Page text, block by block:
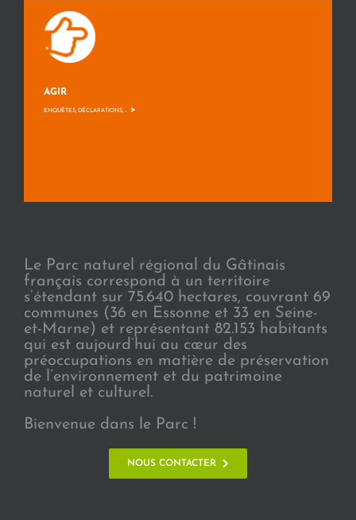
AGIR
ENQUÊTES, DÉCLARATIONS, ... >
Le Parc naturel régional du Gâtinais
français correspond à un territoire
s’étendant sur 75.640 hectares, couvrant 69
communes (36 en Essonne et 33 en Seine-
et-Marne) et représentant 82.153 habitants
qui est aujourd’hui au cœur des
préoccupations en matière de préservation
de l’environnement et du patrimoine
naturel et culturel.
Bienvenue dans le Parc !
NOUS CONTACTER